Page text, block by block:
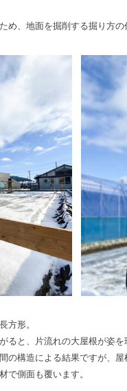
め、地面を掘削する掘り方の
方形。
ると、片流れの大屋根が姿を
の構造による結果ですが、
で側面も覆います。